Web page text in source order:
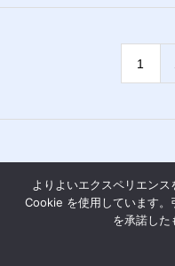
1
Copyright ©
よりよいエクスペリエン
Cookie を使用しています
を承諾した